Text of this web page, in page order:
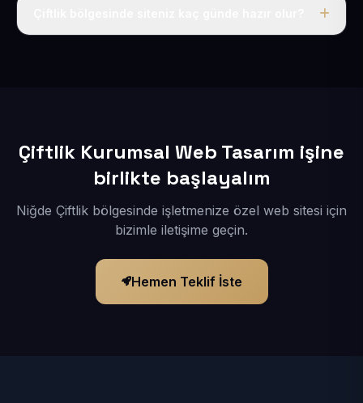
Çiftlik Kurumsal Web Tasarım işine
birlikte başlayalım
Niğde Çiftlik bölgesinde işletmenize özel web sitesi için
bizimle iletişime geçin.
Hemen Teklif İste